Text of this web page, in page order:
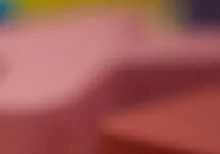
– Įvariuose takeliuose;